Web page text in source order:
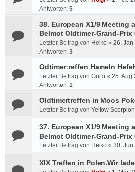
Antworten: 5
38. European X1/9 Meeting
Belmot Oldtimer-Grand-Prix
Letzter Beitrag von Heiko « 26. Jan
Antworten: 3
Odtimertreffen Hameln
Letzter Beitrag von Goldi « 25. Aug
Antworten: 1
Oldtimertreffen in Moos
Letzter Beitrag von Yellow Scorpion
37. European X1/9 Meeting
Belmot Oldtimer-Grand-Prix
Letzter Beitrag von Heiko « 30. Jun
XIX Treffen in Polen.Wir